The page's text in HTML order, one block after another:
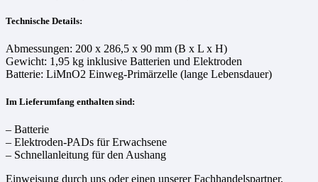
Technische Details:
Abmessungen: 200 x 286,5 x 90 mm (B x L x H)
Gewicht: 1,95 kg inklusive Batterien und Elektroden
Batterie: LiMnO2 Einweg-Primärzelle (lange Lebensdauer)
Im Lieferumfang enthalten sind:
– Batterie
– Elektroden-PADs für Erwachsene
– Schnellanleitung für den Aushang
Einweisung durch uns oder einen unserer Fachhandelspartner.